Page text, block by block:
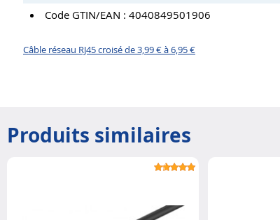
Code GTIN/EAN : 4040849501906
Câble réseau RJ45 croisé de 3,99 € à 6,95 €
Produits similaires